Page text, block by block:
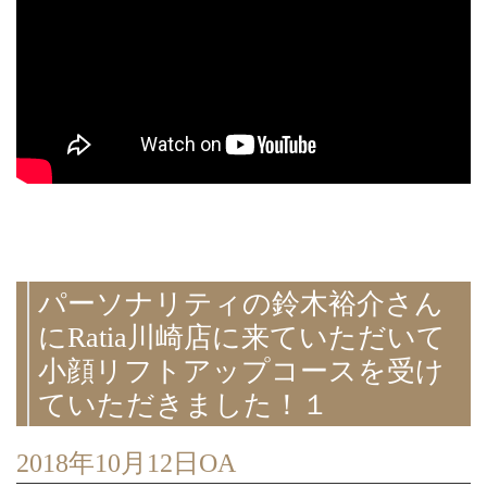
パーソナリティの鈴木裕介さん
にRatia川崎店に来ていただいて
小顔リフトアップコースを受け
ていただきました！１
2018年10月12日OA